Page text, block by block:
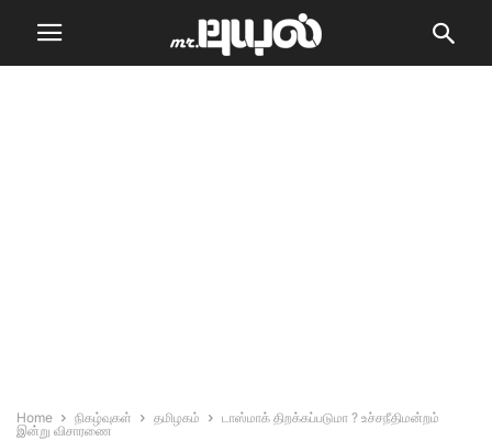
Home நிகழ்வுகள் தமிழகம்
டாஸ்மாக் திறக்கப்படுமா ? உச்சநீதிமன்றம்
இன்று விசாரணை